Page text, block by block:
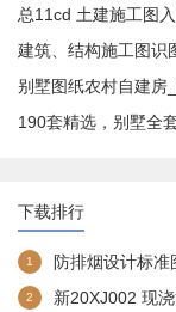
建筑、结构施工图识
别墅图纸农村自建房
下载排行
1 防排烟设计标准
2 新20XJ002 现浇混凝土复合外